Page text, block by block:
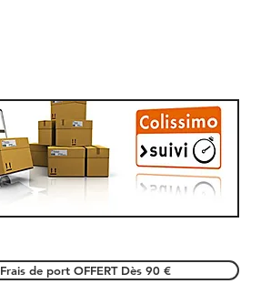
Frais de port OFFERT Dès 90 €